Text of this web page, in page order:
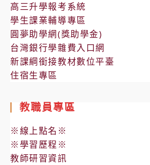
高三升學報考系統
學生課業輔導專區
圓夢助學網(獎助學金)
台灣銀行學雜費入口網
新課綱銜接教材數位平臺
住宿生專區
教職員專區
※線上點名※
※學習歷程※
教師研習資訊